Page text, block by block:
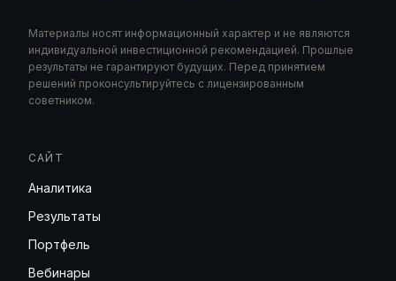
Материалы носят информационный характер и не являются
индивидуальной инвестиционной рекомендацией. Прошлые
результаты не гарантируют будущих. Перед принятием
решений проконсультируйтесь с лицензированным
советником.
САЙТ
Аналитика
Результаты
Портфель
Вебинары